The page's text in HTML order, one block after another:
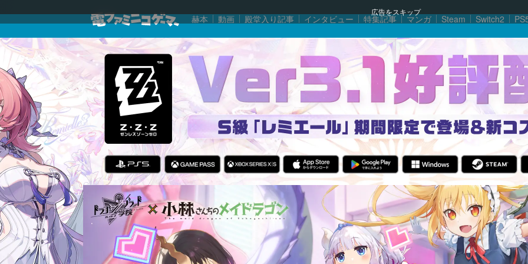
広告をスキップ
赫本 動画 殿堂入り記事 インタビュー 特集記事 マンガ Steam Switch2